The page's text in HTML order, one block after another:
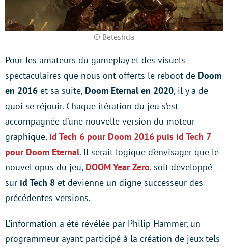
© Beteshda
Pour les amateurs du gameplay et des visuels
spectaculaires que nous ont offerts le reboot de Doom
en 2016 et sa suite, Doom Eternal en 2020, il y a de
quoi se réjouir. Chaque itération du jeu s’est
accompagnée d’une nouvelle version du moteur
graphique, id Tech 6 pour Doom 2016 puis id Tech 7
pour Doom Eternal. Il serait logique d’envisager que le
nouvel opus du jeu, DOOM Year Zero, soit développé
sur id Tech 8 et devienne un digne successeur des
précédentes versions.
L’information a été révélée par Philip Hammer, un
programmeur ayant participé à la création de jeux tels